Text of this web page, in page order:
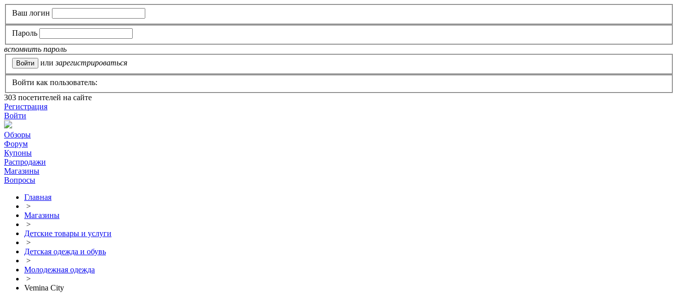
Ваш логин
Пароль
вспомнить пароль
или зарегистрироваться
Войти как пользователь:
303 посетителей на сайте
Регистрация
Войти
Обзоры
Форум
Купоны
Распродажи
Магазины
Вопросы
Главная
>
Магазины
>
Детские товары и услуги
>
Детская одежда и обувь
>
Молодежная одежда
>
Vemina City